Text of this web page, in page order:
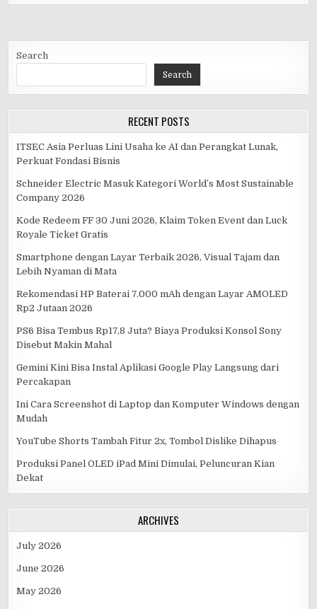
Search
Search
RECENT POSTS
ITSEC Asia Perluas Lini Usaha ke AI dan Perangkat Lunak,
Perkuat Fondasi Bisnis
Schneider Electric Masuk Kategori World’s Most Sustainable
Company 2026
Kode Redeem FF 30 Juni 2026, Klaim Token Event dan Luck
Royale Ticket Gratis
Smartphone dengan Layar Terbaik 2026, Visual Tajam dan
Lebih Nyaman di Mata
Rekomendasi HP Baterai 7.000 mAh dengan Layar AMOLED
Rp2 Jutaan 2026
PS6 Bisa Tembus Rp17,8 Juta? Biaya Produksi Konsol Sony
Disebut Makin Mahal
Gemini Kini Bisa Instal Aplikasi Google Play Langsung dari
Percakapan
Ini Cara Screenshot di Laptop dan Komputer Windows dengan
Mudah
YouTube Shorts Tambah Fitur 2x, Tombol Dislike Dihapus
Produksi Panel OLED iPad Mini Dimulai, Peluncuran Kian
Dekat
ARCHIVES
July 2026
June 2026
May 2026